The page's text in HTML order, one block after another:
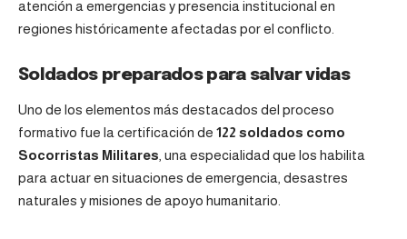
atención a emergencias y presencia institucional en
regiones históricamente afectadas por el conflicto.
Soldados preparados para salvar vidas
Uno de los elementos más destacados del proceso
formativo fue la certificación de 122 soldados como
Socorristas Militares , una especialidad que los habilita
para actuar en situaciones de emergencia, desastres
naturales y misiones de apoyo humanitario.